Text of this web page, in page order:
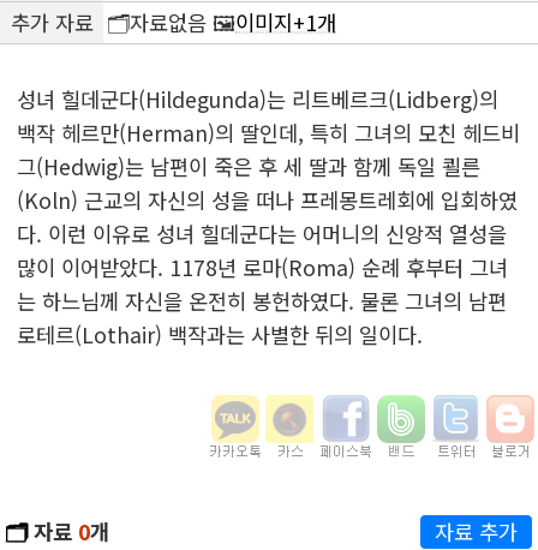
추가 자료 🗂️자료없음 🖼️이미지+1개
성녀 힐데군다(Hildegunda)는 리트베르크(Lidberg)의
백작 헤르만(Herman)의 딸인데, 특히 그녀의 모친 헤드비
그(Hedwig)는 남편이 죽은 후 세 딸과 함께 독일 쾰른
(Koln) 근교의 자신의 성을 떠나 프레몽트레회에 입회하였
다. 이런 이유로 성녀 힐데군다는 어머니의 신앙적 열성을
많이 이어받았다. 1178년 로마(Roma) 순례 후부터 그녀
는 하느님께 자신을 온전히 봉헌하였다. 물론 그녀의 남편
로테르(Lothair) 백작과는 사별한 뒤의 일이다.
🗂️자료 0개 자료 추가